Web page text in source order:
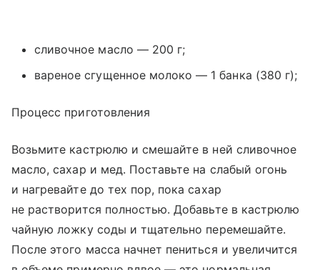
сливочное масло — 200 г;
вареное сгущенное молоко — 1 банка (380 г);
Процесс приготовления
Возьмите кастрюлю и смешайте в ней сливочное
масло, сахар и мед. Поставьте на слабый огонь
и нагревайте до тех пор, пока сахар
не растворится полностью. Добавьте в кастрюлю
чайную ложку соды и тщательно перемешайте.
После этого масса начнет пениться и увеличится